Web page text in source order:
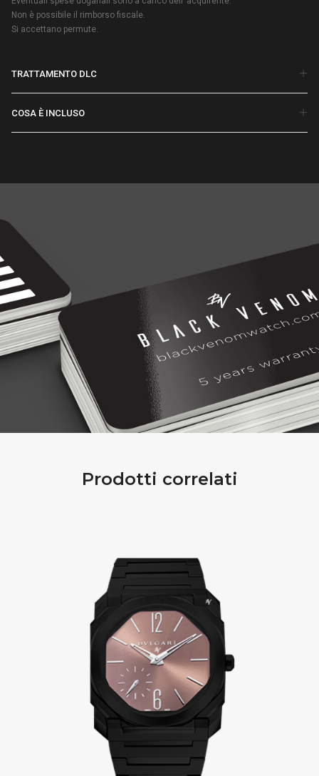
Non è possibile il rimborso fiscale.
Si accettano permute.
TRATTAMENTO DLC
COSA È INCLUSO
Prodotti correlati